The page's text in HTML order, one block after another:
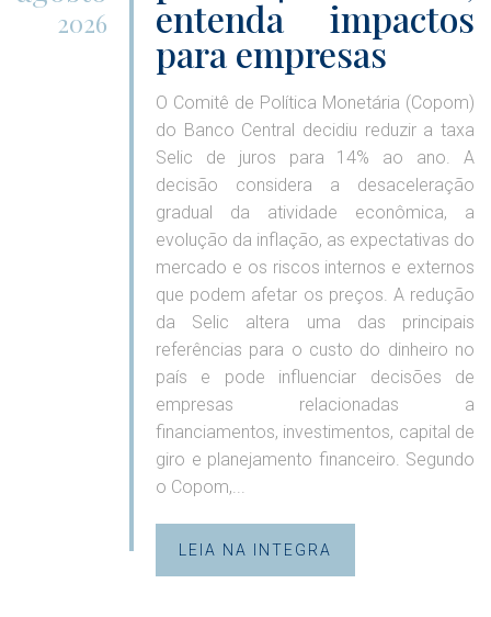
2026 entenda impactos
para empresas
O Comitê de Política Monetária (Copom)
do Banco Central decidiu reduzir a taxa
Selic de juros para 14% ao ano. A
decisão considera a desaceleração
gradual da atividade econômica, a
evolução da inflação, as expectativas do
mercado e os riscos internos e externos
que podem afetar os preços. A redução
da Selic altera uma das principais
referências para o custo do dinheiro no
país e pode influenciar decisões de
empresas relacionadas a
financiamentos, investimentos, capital de
giro e planejamento financeiro. Segundo
o Copom,...
LEIA NA INTEGRA